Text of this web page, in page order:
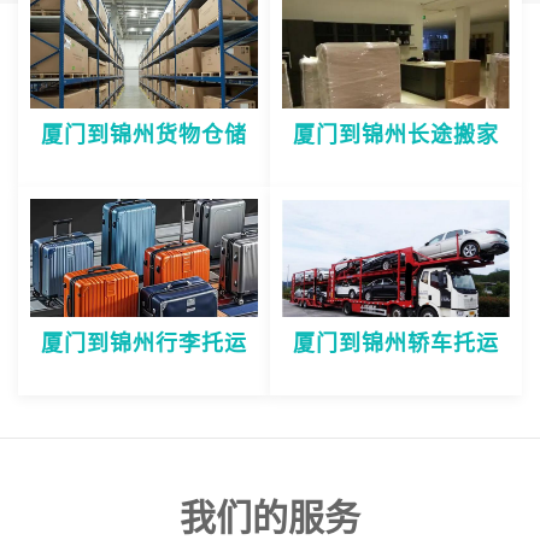
厦门到锦州货物仓储 厦门到锦州长途搬家
厦门到锦州行李托运 厦门到锦州轿车托运
我们的服务